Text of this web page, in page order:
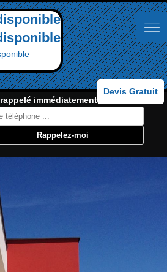
Devis Gratuit
immédiatement: